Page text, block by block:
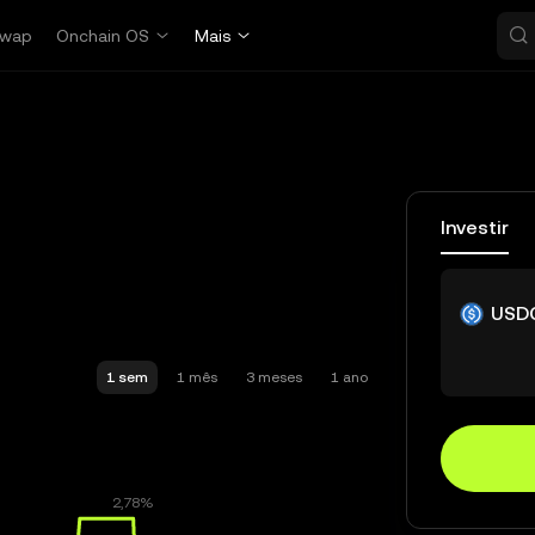
Onchain OS Mais
1 sem 1 mês 3 meses 1 ano
Investir